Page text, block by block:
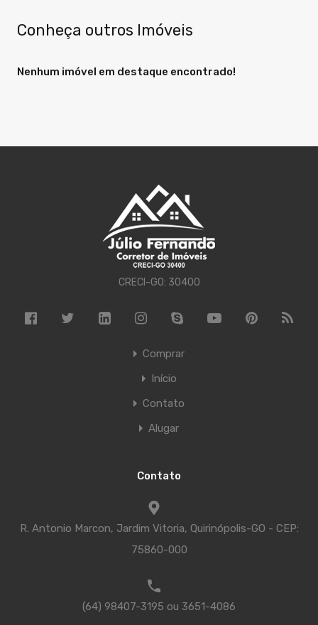
Conheça outros Imóveis
Nenhum imóvel em destaque encontrado!
CRECI-GO: 30400
Comprar
Início
Contato
Alugar
Contato
R. Antonio Marcon, Jardim Vitoria, Quirinópolis-GO - CEP:
75860-000
(64) 98407-3195 ou 3651-4086